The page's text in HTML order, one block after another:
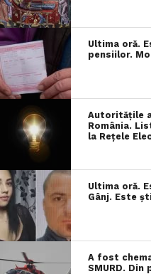
Ultima oră.
pensiilor.
Autoritățile
România.
la Rețele
Ultima oră.
Gânj. Este
A fost
SMURD.